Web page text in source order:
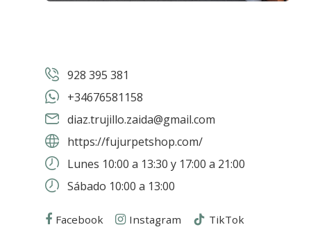
928 395 381
+34676581158
diaz.trujillo.zaida@gmail.com
https://fujurpetshop.com/
Lunes 10:00 a 13:30 y 17:00 a 21:00
Sábado 10:00 a 13:00
Facebook Instagram TikTok